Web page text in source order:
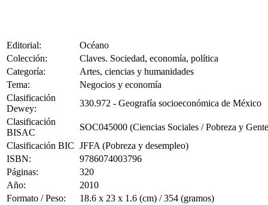
Editorial:
Océano
Colección:
Claves. Sociedad, economía, política
Categoría:
Artes, ciencias y humanidades
Tema:
Negocios y economía
Clasificación
Dewey:
330.972 - Geografía socioeconómica de México
Clasificación
BISAC
SOC045000 (Ciencias Sociales / Pobreza y
Clasificación BIC JFFA (Pobreza y desempleo)
ISBN:
9786074003796
Páginas:
320
Año:
2010
Formato / Peso:
18.6 x 23 x 1.6 (cm) / 354 (gramos)